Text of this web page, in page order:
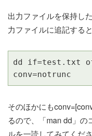
出力ファイルを保持し
力ファイルに追記する
dd if=test.txt
conv=notrunc
そのほかにも
るので、「man dd」の